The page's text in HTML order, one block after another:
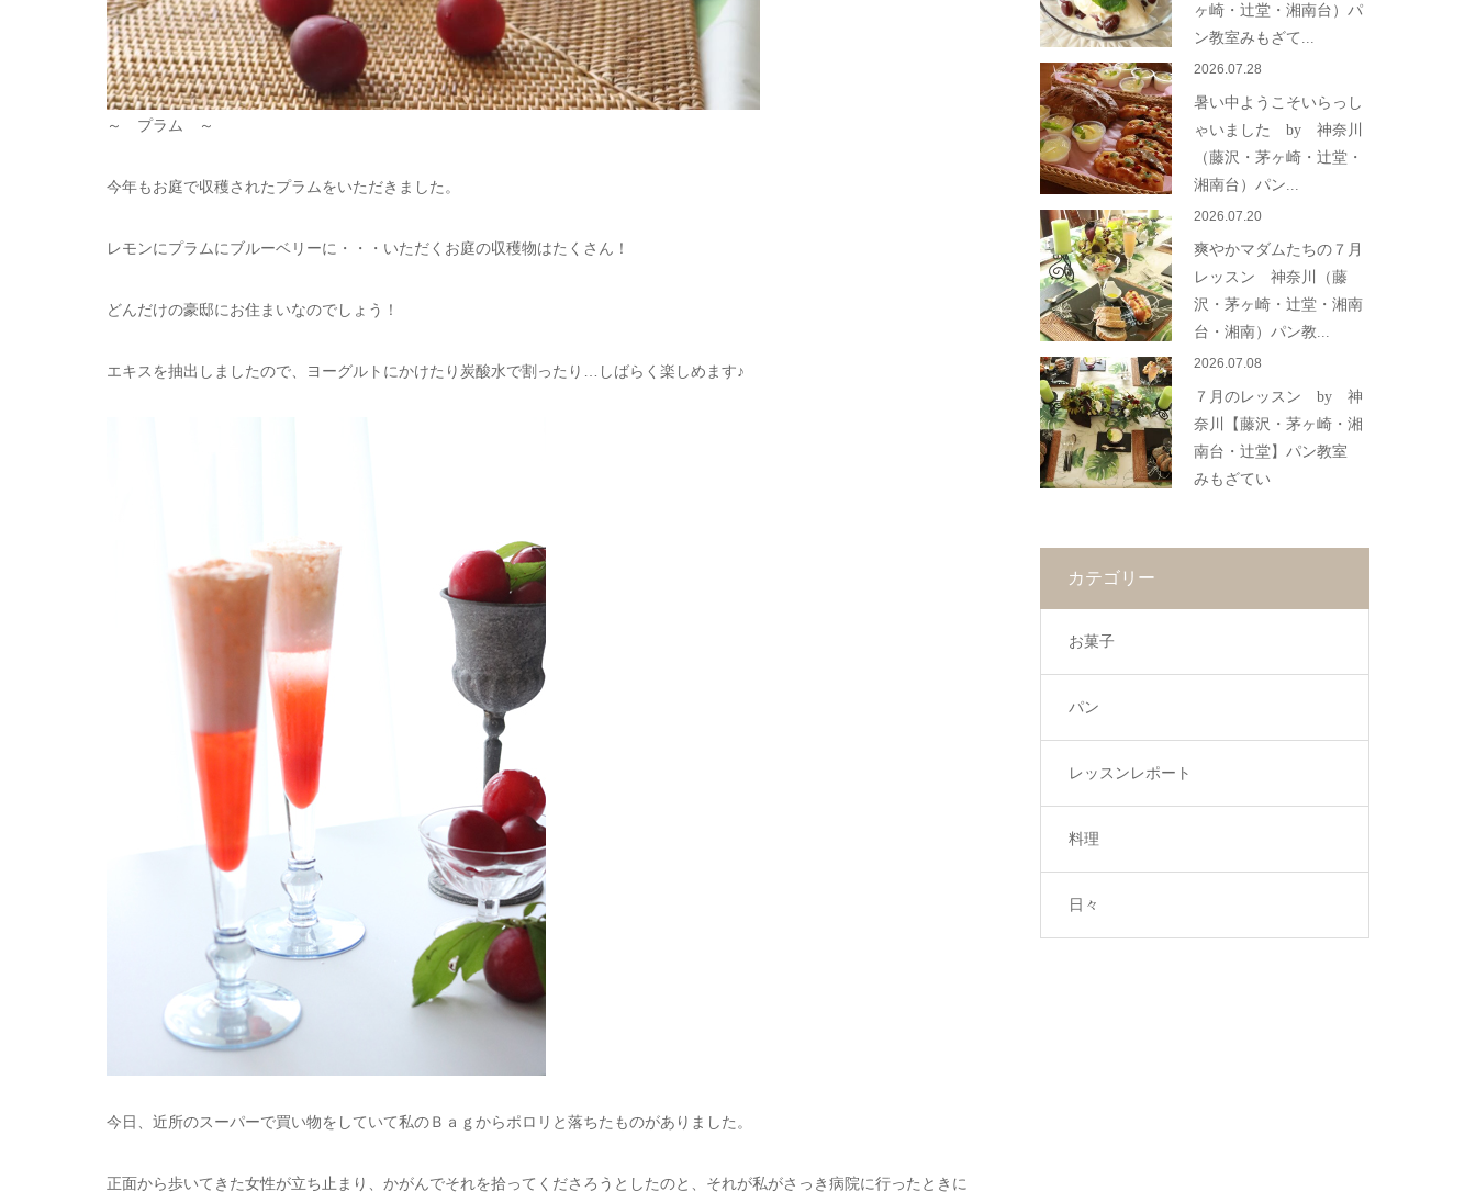
～ プラム ～
今年もお庭で収穫されたプラムをいただきました。
レモンにプラムにブルーベリーに・・・いただくお庭の収穫物はたくさん！
どんだけの豪邸にお住まいなのでしょう！
エキスを抽出しましたので、ヨーグルトにかけたり炭酸水で割ったり…しばらく楽しめます♪
今日、近所のスーパーで買い物をしていて私のＢａｇからポロリと落ちたものがありました。
正面から歩いてきた女性が立ち止まり、かがんでそれを拾ってくださろうとしたのと、それが私がさっき病院に行ったときに
ヶ崎・辻堂・湘南台）パ
ン教室みもざて...
2026.07.28
暑い中ようこそいらっし
ゃいました by 神奈川
（藤沢・茅ヶ崎・辻堂・
湘南台）パン...
2026.07.20
爽やかマダムたちの７月
レッスン 神奈川（藤
沢・茅ヶ崎・辻堂・湘南
台・湘南）パン教...
2026.07.08
７月のレッスン by 神
奈川【藤沢・茅ヶ崎・湘
南台・辻堂】パン教室
みもざてい
カテゴリー
お菓子
パン
レッスンレポート
料理
日々